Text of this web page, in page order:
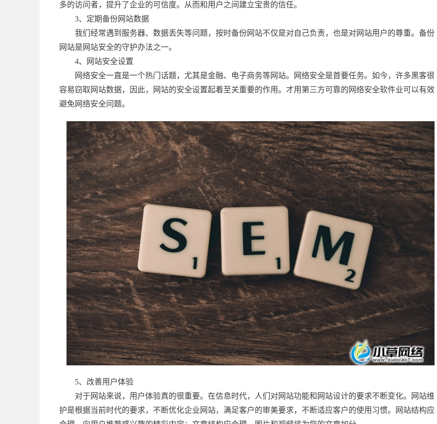
多的访问者，提升了企业的可信度。从而和用户之间建立宝贵的信任。
3、定期备份网站数据
我们经常遇到服务器、数据丢失等问题，按时备份网站不仅是对自己负责，也是对网站用户的尊重。备份
网站是网站安全的守护办法之一。
4、网站安全设置
网络安全一直是一个热门话题，尤其是金融、电子商务等网站。网络安全是首要任务。如今，许多黑客很
容易窃取网站数据，因此，网站的安全设置起着至关重要的作用。才用第三方可靠的网络安全软件业可以有效
避免网络安全问题。
5、改善用户体验
对于网站来说，用户体验真的很重要。在信息时代，人们对网站功能和网站设计的要求不断变化。网站维
护是根据当前时代的要求，不断优化企业网站，满足客户的审美要求，不断适应客户的使用习惯。网站结构应